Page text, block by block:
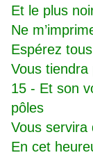
Et le plus
Ne
Espérez
Vous
15 - Et son
pôles
Vous servira
En cet